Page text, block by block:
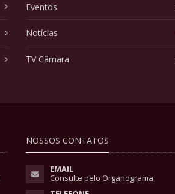
Eventos
Notícias
TV Câmara
NOSSOS CONTATOS
EMAIL
Consulte pelo Organograma